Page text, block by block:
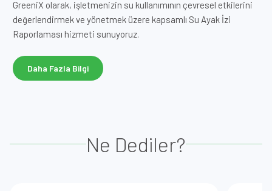
GreeniX olarak, işletmenizin su kullanımının çevresel etkilerini
değerlendirmek ve yönetmek üzere kapsamlı Su Ayak İzi
Raporlaması hizmeti sunuyoruz.
Daha Fazla Bilgi
Ne Dediler?